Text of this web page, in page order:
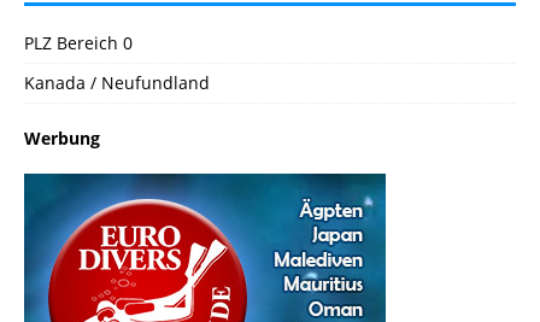
PLZ Bereich 0
Kanada / Neufundland
Werbung